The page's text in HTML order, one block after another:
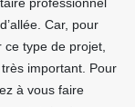
Car, pour
ce type de projet,
important. Pour
à vous faire